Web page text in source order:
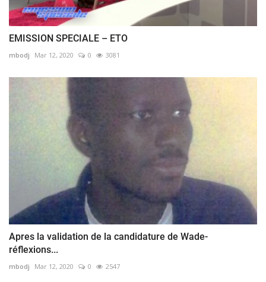
EMISSION SPECIALE – ETO
mbodj Mar 12, 2020 0 3081
Apres la validation de la candidature de Wade-
réflexions...
mbodj Mar 12, 2020 0 2547